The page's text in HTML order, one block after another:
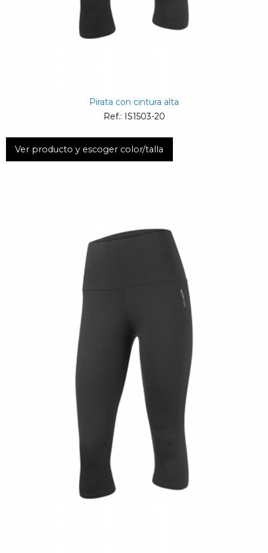
Pirata con cintura alta
Ref.: IS1503-20
Ver producto y escoger color/talla